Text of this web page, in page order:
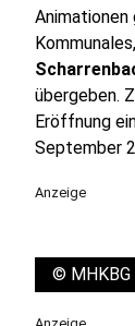
Animationen
übergeben.
Eröffnung
September
Anzeige
©